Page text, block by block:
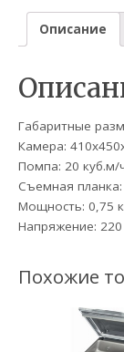
Описание
Габаритные
Камера:
Помпа: 20 куб.м/
Съемная
Мощность: 0,75
Напряжение:
Похожие